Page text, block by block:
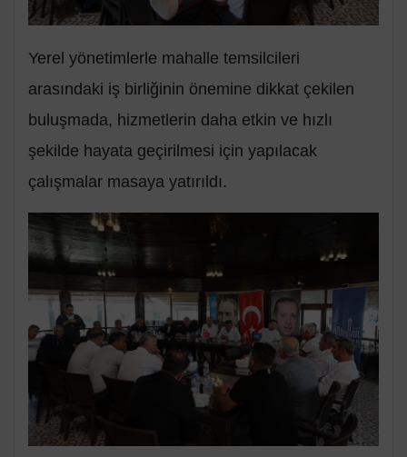
Yerel yönetimlerle mahalle temsilcileri
arasındaki iş birliğinin önemine dikkat çekilen
buluşmada, hizmetlerin daha etkin ve hızlı
şekilde hayata geçirilmesi için yapılacak
çalışmalar masaya yatırıldı.